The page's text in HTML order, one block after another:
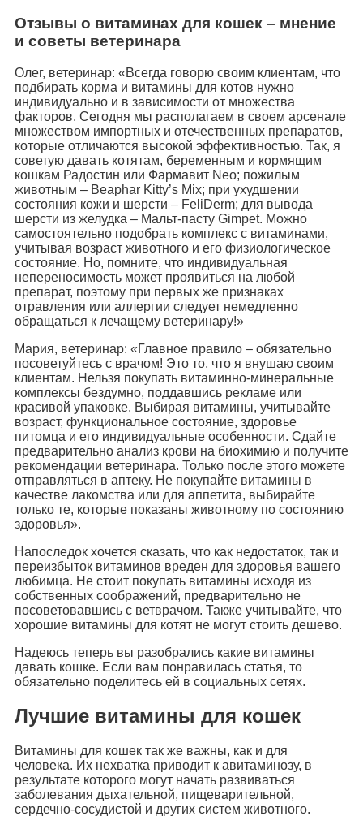
Отзывы о витаминах для кошек – мнение
и советы ветеринара
Олег, ветеринар: «Всегда говорю своим клиентам, что
подбирать корма и витамины для котов нужно
индивидуально и в зависимости от множества
факторов. Сегодня мы располагаем в своем арсенале
множеством импортных и отечественных препаратов,
которые отличаются высокой эффективностью. Так, я
советую давать котятам, беременным и кормящим
кошкам Радостин или Фармавит Neo; пожилым
животным – Beaphar Kitty’s Mix; при ухудшении
состояния кожи и шерсти – FeliDerm; для вывода
шерсти из желудка – Мальт-пасту Gimpet. Можно
самостоятельно подобрать комплекс с витаминами,
учитывая возраст животного и его физиологическое
состояние. Но, помните, что индивидуальная
непереносимость может проявиться на любой
препарат, поэтому при первых же признаках
отравления или аллергии следует немедленно
обращаться к лечащему ветеринару!»
Мария, ветеринар: «Главное правило – обязательно
посоветуйтесь с врачом! Это то, что я внушаю своим
клиентам. Нельзя покупать витаминно-минеральные
комплексы бездумно, поддавшись рекламе или
красивой упаковке. Выбирая витамины, учитывайте
возраст, функциональное состояние, здоровье
питомца и его индивидуальные особенности. Сдайте
предварительно анализ крови на биохимию и получите
рекомендации ветеринара. Только после этого можете
отправляться в аптеку. Не покупайте витамины в
качестве лакомства или для аппетита, выбирайте
только те, которые показаны животному по состоянию
здоровья».
Напоследок хочется сказать, что как недостаток, так и
переизбыток витаминов вреден для здоровья вашего
любимца. Не стоит покупать витамины исходя из
собственных соображений, предварительно не
посоветовавшись с ветврачом. Также учитывайте, что
хорошие витамины для котят не могут стоить дешево.
Надеюсь теперь вы разобрались какие витамины
давать кошке. Если вам понравилась статья, то
обязательно поделитесь ей в социальных сетях.
Лучшие витамины для кошек
Витамины для кошек так же важны, как и для
человека. Их нехватка приводит к авитаминозу, в
результате которого могут начать развиваться
заболевания дыхательной, пищеварительной,
сердечно-сосудистой и других систем животного.